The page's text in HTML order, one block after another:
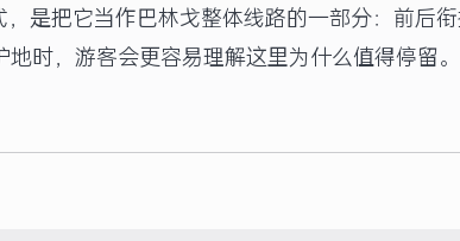
是把它当作巴林戈整体线路的一部分：前后衔
时，游客会更容易理解这里为什么值得停留。